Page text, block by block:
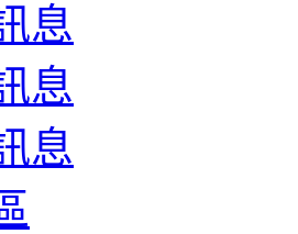
息
息
息